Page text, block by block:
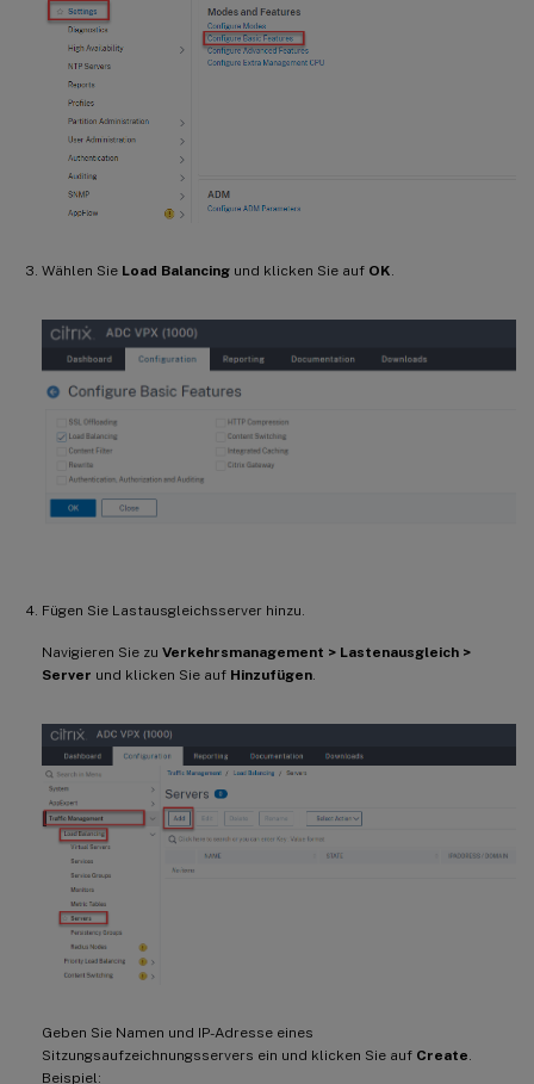
Wählen Sie Load Balancing und klicken Sie auf OK.
Fügen Sie Lastausgleichsserver hinzu.
Navigieren Sie zu Verkehrsmanagement > Lastenausgleich >
Server und klicken Sie auf Hinzufügen
Geben Sie Namen und IP-Adresse eines
Sitzungsaufzeichnungsservers ein und klicken Sie auf Create
Beispiel: